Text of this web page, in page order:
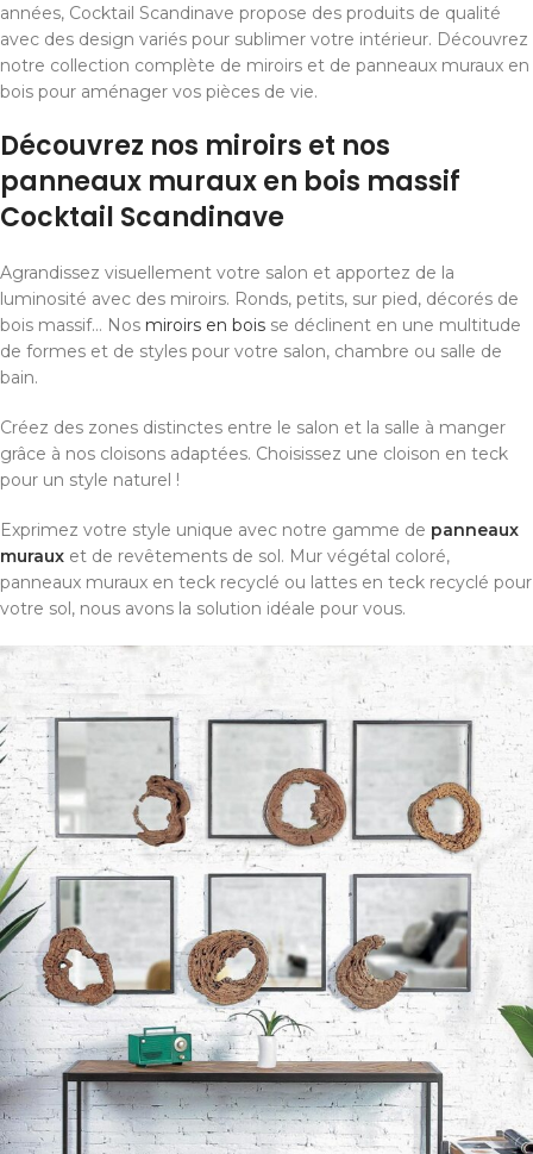
années, Cocktail Scandinave propose des produits de qualité
avec des design variés pour sublimer votre intérieur. Découvrez
notre collection complète de miroirs et de panneaux muraux en
bois pour aménager vos pièces de vie.
Découvrez nos miroirs et nos
panneaux muraux en bois massif
Cocktail Scandinave
Agrandissez visuellement votre salon et apportez de la
luminosité avec des miroirs. Ronds, petits, sur pied, décorés de
bois massif… Nos miroirs en bois se déclinent en une multitude
de formes et de styles pour votre salon, chambre ou salle de
bain.
Créez des zones distinctes entre le salon et la salle à manger
grâce à nos cloisons adaptées. Choisissez une cloison en teck
pour un style naturel !
Exprimez votre style unique avec notre gamme de panneaux
muraux et de revêtements de sol. Mur végétal coloré,
panneaux muraux en teck recyclé ou lattes en teck recyclé pour
votre sol, nous avons la solution idéale pour vous.